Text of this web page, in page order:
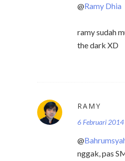
@Ramy Dhia
ramy sudah
the dark XD
RAMY
6 Februari
@
nggak, pas